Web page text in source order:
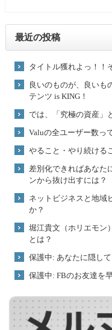
最近の投稿
タイトル獲れよっ！！
良いのものが、良いも
テンツ is KING！
では、「究極の資産」
Valuの全ユーザー数っ
やること・やり続ける
差別化できればあなた
ンから抜け出すには？
ネットビジネスと地域
か？
堀江貴文（ホリエモン
とは？
保護中: あなたに隠し
保護中: FBのお友達を